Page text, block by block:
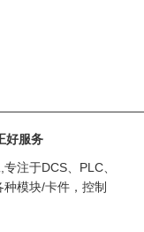
好服务
注于DCS、PLC、
模块/卡件，控制